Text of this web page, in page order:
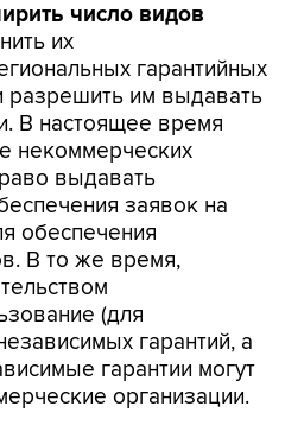
число видов
их
гарантийных
разрешить им выдавать
В настоящее время
некоммерческих
выдавать
заявок на
обеспечения
В то же время,
(для
гарантий, а
гарантии могут
организации.